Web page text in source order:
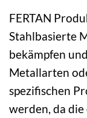
FERTAN
Stahlbasierte
bekämpfen
Metallarten
spezifischen
werden, da